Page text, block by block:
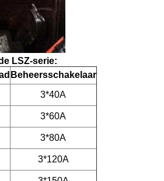
LSZ-serie:
Beheersschakelaar
3*40A
3*60A
3*80A
3*120A